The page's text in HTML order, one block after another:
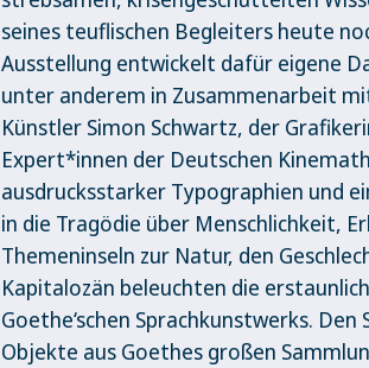
seines teuflischen Begleiters heute
Ausstellung entwickelt dafür eigene
unter anderem in Zusammenarbeit
Künstler Simon Schwartz, der
Expert*innen der Deutschen
ausdrucksstarker Typographien und
in die Tragödie über Menschlichkeit,
Themeninseln zur Natur, den
Kapitalozän beleuchten die
Goethe‘schen Sprachkunstwerks.
Objekte aus Goethes großen